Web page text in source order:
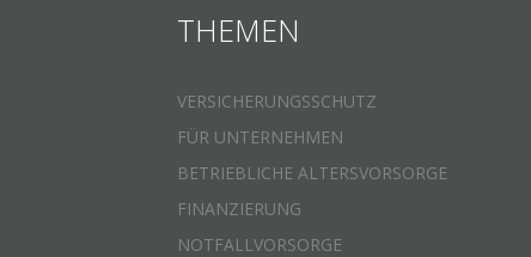
THEMEN
VERSICHERUNGSSCHUTZ
FÜR UNTERNEHMEN
BETRIEBLICHE ALTERSVORSORGE
FINANZIERUNG
NOTFALLVORSORGE